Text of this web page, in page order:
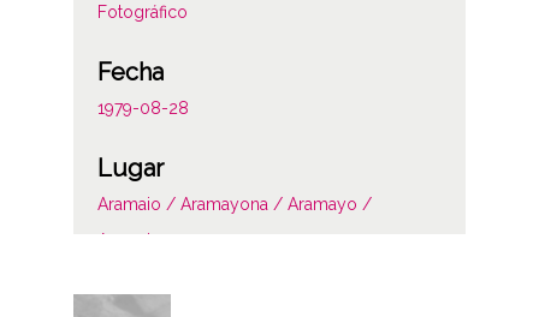
Fotográfico
Fecha
1979-08-28
Lugar
Aramaio / Aramayona / Aramayo /
Aramaiona
Licencia de las imágenes